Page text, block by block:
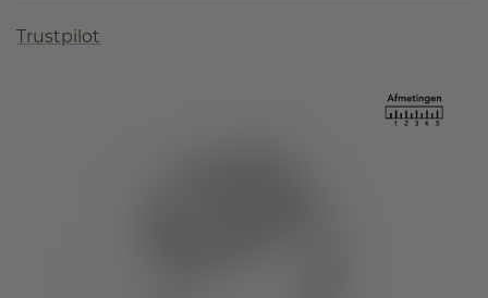
Trustpilot